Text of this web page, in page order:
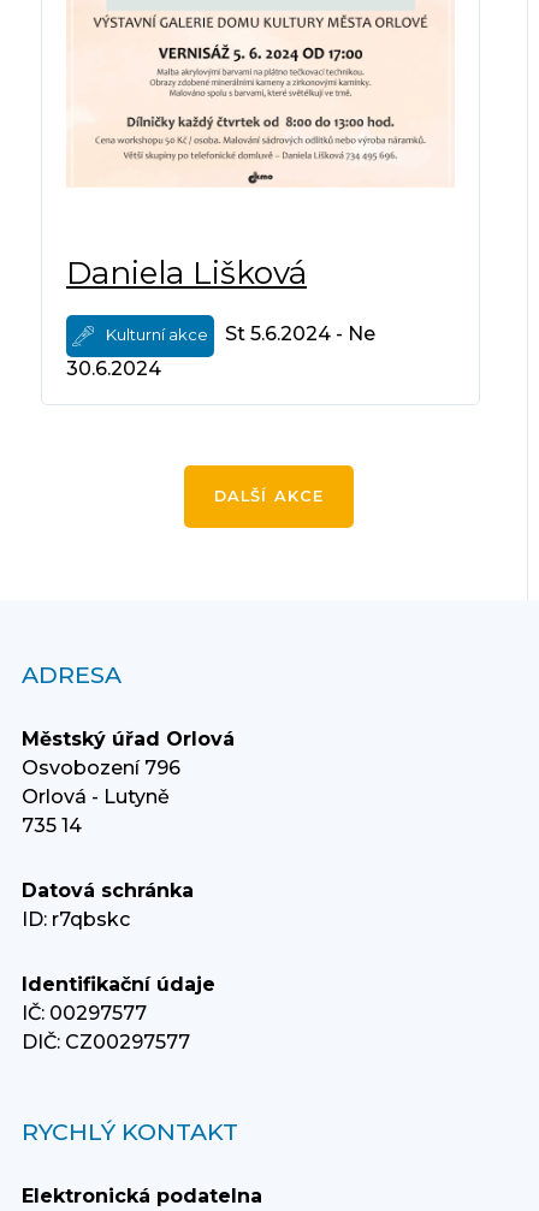
Daniela Lišková
Kulturní akce
St 5.6.2024 - Ne
30.6.2024
DALŠÍ AKCE
ADRESA
Městský úřad Orlová
Osvobození 796
Orlová - Lutyně
735 14
Datová schránka
ID: r7qbskc
Identifikační údaje
IČ: 00297577
DIČ: CZ00297577
RYCHLÝ KONTAKT
Elektronická podatelna